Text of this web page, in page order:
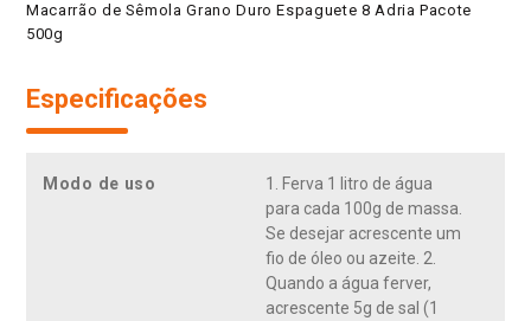
Macarrão de Sêmola Grano Duro Espaguete 8 Adria Pacote
500g
Especificações
Modo de uso
1. Ferva 1 litro de água
para cada 100g de massa.
Se desejar acrescente um
fio de óleo ou azeite. 2.
Quando a água ferver,
acrescente 5g de sal (1